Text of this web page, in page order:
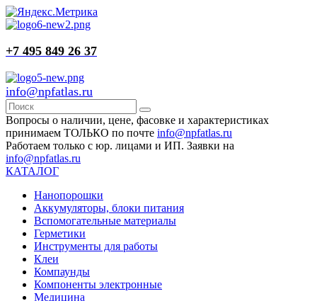
+7 495 849 26 37
info@npfatlas.ru
Вопросы о наличии, цене, фасовке и характеристиках
принимаем ТОЛЬКО по почте info@npfatlas.ru
Работаем только с юр. лицами и ИП. Заявки на
info@npfatlas.ru
КАТАЛОГ
Нанопорошки
Аккумуляторы, блоки питания
Вспомогательные материалы
Герметики
Инструменты для работы
Клеи
Компаунды
Компоненты электронные
Медицина